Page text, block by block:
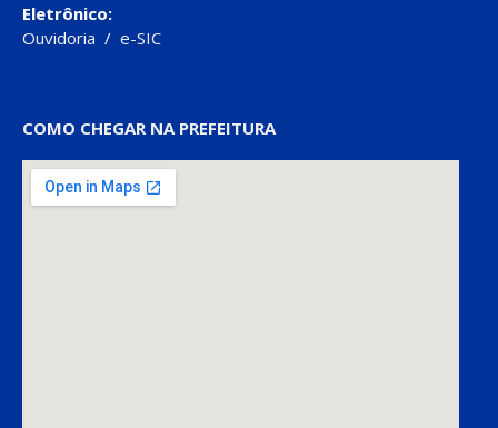
Eletrônico:
Ouvidoria / e-SIC
COMO CHEGAR NA PREFEITURA